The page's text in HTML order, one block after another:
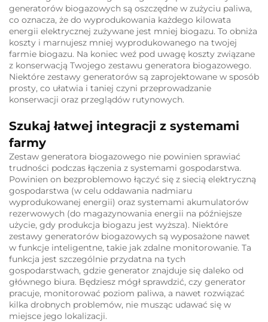
generatorów biogazowych są oszczędne w zużyciu paliwa,
co oznacza, że do wyprodukowania każdego kilowata
energii elektrycznej zużywane jest mniej biogazu. To obniża
koszty i marnujesz mniej wyprodukowanego na twojej
farmie biogazu. Na koniec weź pod uwagę koszty związane
z konserwacją Twojego zestawu generatora biogazowego.
Niektóre zestawy generatorów są zaprojektowane w sposób
prosty, co ułatwia i taniej czyni przeprowadzanie
konserwacji oraz przeglądów rutynowych.
Szukaj łatwej integracji z systemami
farmy
Zestaw generatora biogazowego nie powinien sprawiać
trudności podczas łączenia z systemami gospodarstwa.
Powinien on bezproblemowo łączyć się z siecią elektryczną
gospodarstwa (w celu oddawania nadmiaru
wyprodukowanej energii) oraz systemami akumulatorów
rezerwowych (do magazynowania energii na późniejsze
użycie, gdy produkcja biogazu jest wyższa). Niektóre
zestawy generatorów biogazowych są wyposażone nawet
w funkcje inteligentne, takie jak zdalne monitorowanie. Ta
funkcja jest szczególnie przydatna na tych
gospodarstwach, gdzie generator znajduje się daleko od
głównego biura. Będziesz mógł sprawdzić, czy generator
pracuje, monitorować poziom paliwa, a nawet rozwiązać
kilka drobnych problemów, nie musząc udawać się w
miejsce jego lokalizacji.